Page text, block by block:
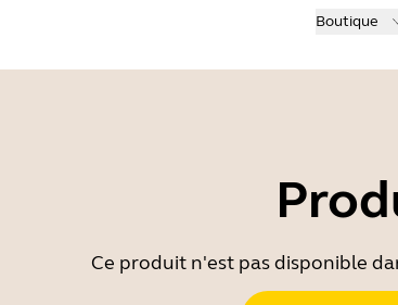
Boutique
Ce produit n'est pas disponible